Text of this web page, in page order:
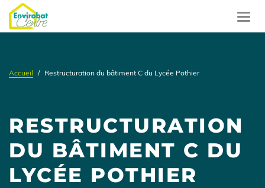
Aller
au
contenu
Accueil Restructuration du bâtiment C du Lycée Pothier
RESTRUCTURATION
DU BÂTIMENT C DU
LYCÉE POTHIER